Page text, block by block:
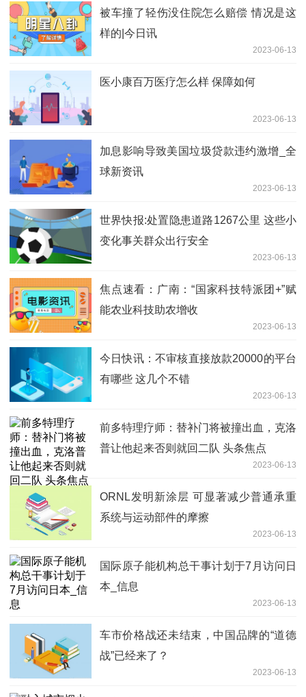
被车撞了轻伤没住院怎么赔偿 情况是这
样的|今日讯
2023-06-13
医小康百万医疗怎么样 保障如何
2023-06-13
加息影响导致美国垃圾贷款违约激增_全
球新资讯
2023-06-13
世界快报:处置隐患道路1267公里 这些小
变化事关群众出行安全
2023-06-13
焦点速看：广南：“国家科技特派团+”赋
能农业科技助农增收
2023-06-13
今日快讯：不审核直接放款20000的平台
有哪些 这几个不错
2023-06-13
前多特理疗师：替补门将被撞出血，克洛
普让他起来否则就回二队 头条焦点
2023-06-13
ORNL发明新涂层 可显著减少普通承重
系统与运动部件的摩擦
2023-06-13
国际原子能机构总干事计划于7月访问日
本_信息
2023-06-13
车市价格战还未结束，中国品牌的“道德
战”已经来了？
2023-06-13